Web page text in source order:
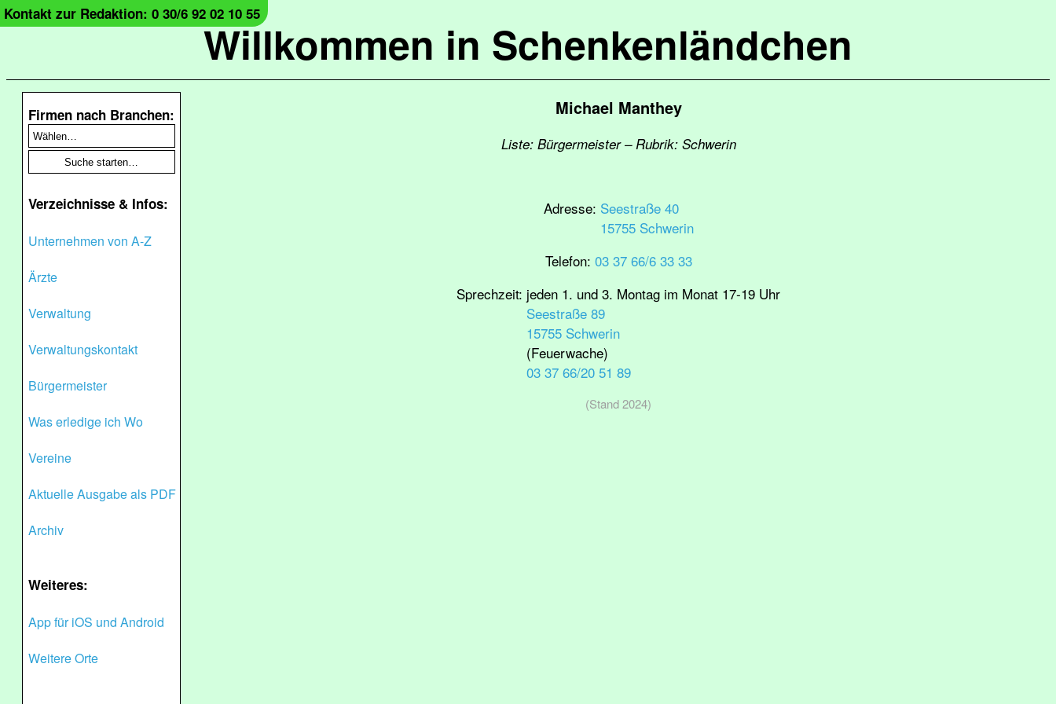
Willkommen in Schenkenländchen
Kontakt zur Redaktion: 0 30/6 92 02 10 55
Firmen nach Branchen:
Verzeichnisse & Infos:
Unternehmen von A-Z
Ärzte
Verwaltung
Verwaltungskontakt
Bürgermeister
Was erledige ich Wo
Vereine
Aktuelle Ausgabe als PDF
Archiv
Weiteres:
App für iOS und Android
Weitere Orte
Michael Manthey
Liste: Bürgermeister – Rubrik: Schwerin
Adresse: Seestraße 40
15755 Schwerin
Telefon: 03 37 66/6 33 33
Sprechzeit: jeden 1. und 3. Montag im Monat 17‑19 Uhr
Seestraße 89
15755 Schwerin
(Feuerwache)
03 37 66/20 51 89
(Stand 2024)